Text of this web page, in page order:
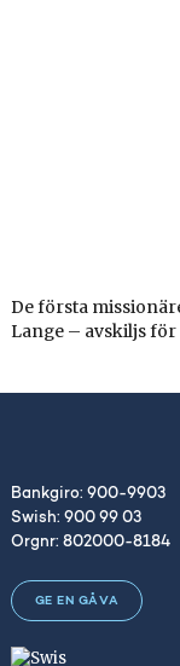
De första
Lange – avskiljs
Bankgiro: 900-9903
Swish: 900 99 03
Orgnr: 802000-8184
GE EN GÅVA